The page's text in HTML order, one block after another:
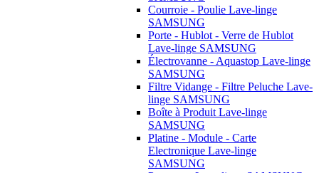
Courroie - Poulie Lave-linge
SAMSUNG
Porte - Hublot - Verre de Hublot
Lave-linge SAMSUNG
Électrovanne - Aquastop Lave-linge
SAMSUNG
Filtre Vidange - Filtre Peluche Lave-
linge SAMSUNG
Boîte à Produit Lave-linge
SAMSUNG
Platine - Module - Carte
Electronique Lave-linge
SAMSUNG